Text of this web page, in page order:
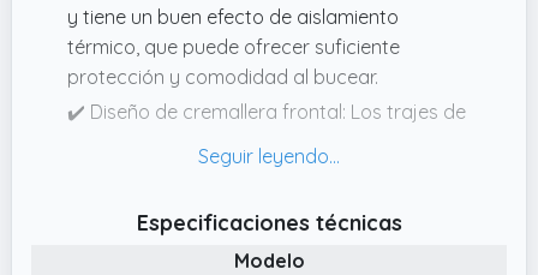
y tiene un buen efecto de aislamiento
térmico, que puede ofrecer suficiente
protección y comodidad al bucear.
✔️ Diseño de cremallera frontal: Los trajes de
cuentan con un diseño de cremallera frontal
Puedes ponerte y quitarte el traje de
neopreno rápidamente, lo cual es muy
Especificaciones técnicas
Modelo